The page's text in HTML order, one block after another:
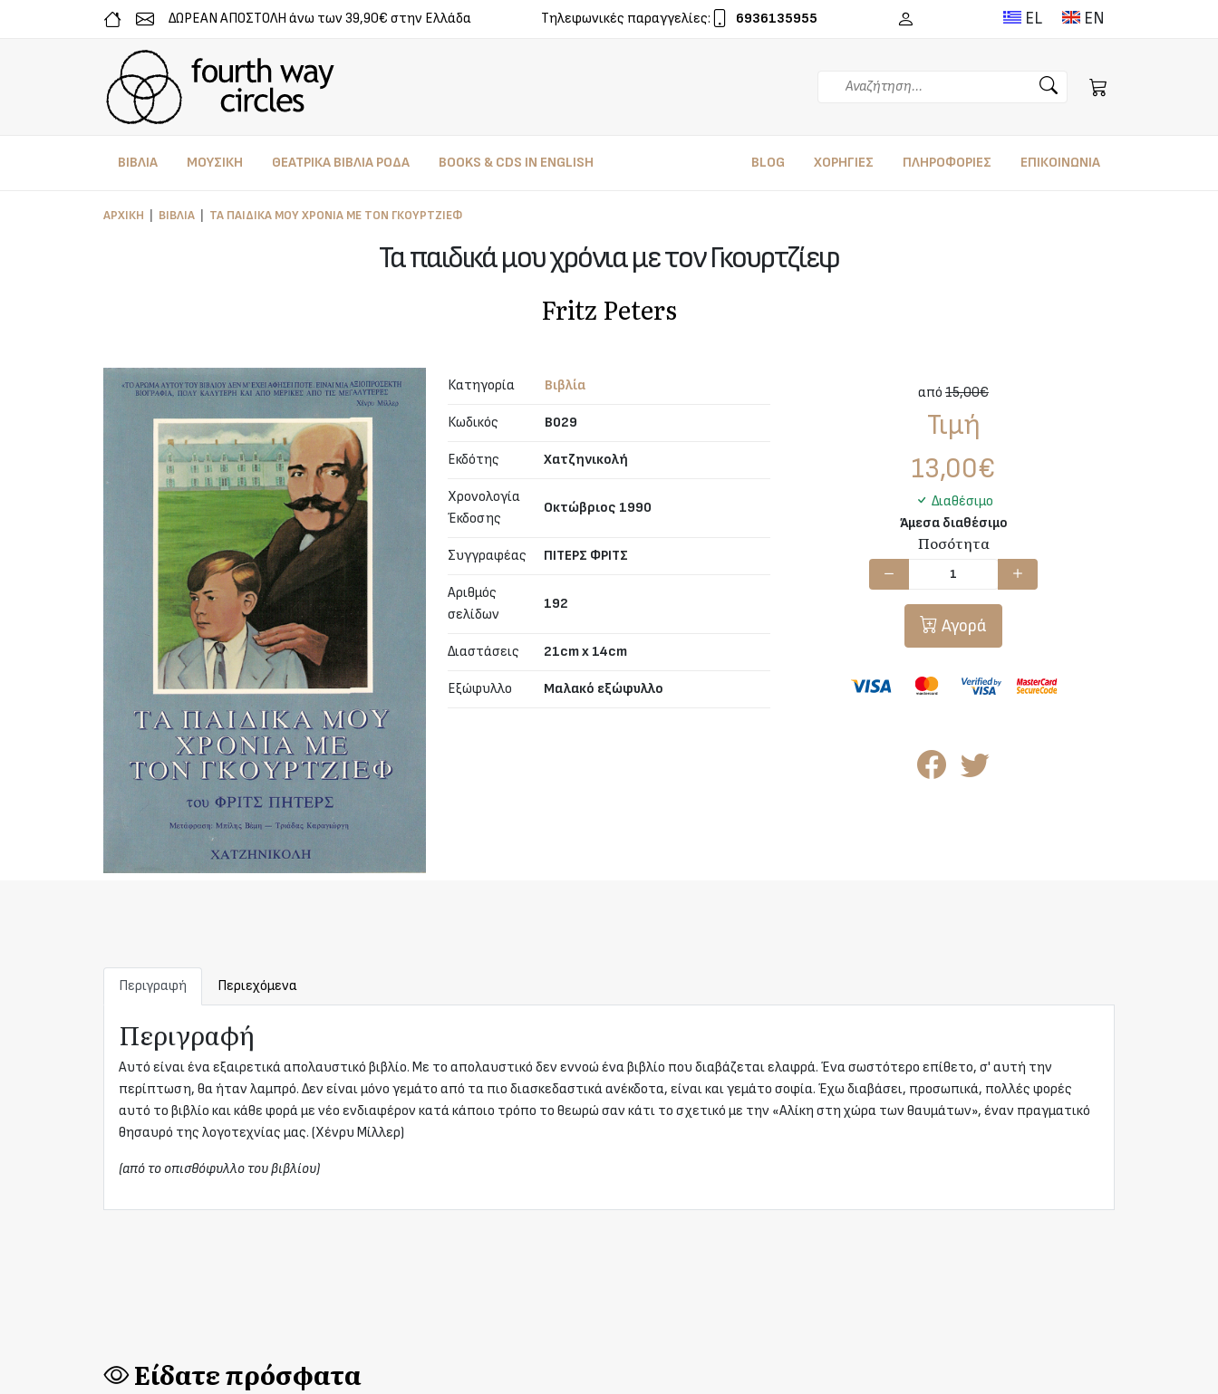
ΔΩΡΕΑΝ ΑΠΟΣΤΟΛΗ άνω των 39,90€ στην Ελλάδα Τηλεφωνικές παραγγελίες: 6936135955 EL EN
ΒΙΒΛΙΑ ΜΟΥΣΙΚΗ ΘΕΑΤΡΙΚΑ ΒΙΒΛΙΑ ΡΟΔΑ BOOKS & CDS IN ENGLISH BLOG ΧΟΡΗΓΙΕΣ ΠΛΗΡΟΦΟΡΙΕΣ ΕΠΙΚΟΙΝΩΝΙΑ
ΑΡΧΙΚΉ ΒΙΒΛΊΑ ΤΑ ΠΑΙΔΙΚΆ ΜΟΥ ΧΡΌΝΙΑ ΜΕ ΤΟΝ ΓΚΟΥΡΤΖΊΕΦ
Τα παιδικά μου χρόνια με τον Γκουρτζίεφ
Fritz Peters
Κατηγορία Βιβλία
Κωδικός B029
Εκδότης Χατζηνικολή
Χρονολογία
Έκδοσης
Οκτώβριος 1990
Συγγραφέας ΠΙΤΕΡΣ ΦΡΙΤΣ
Αριθμός
σελίδων
192
Διαστάσεις 21cm x 14cm
Εξώφυλλο Μαλακό εξώφυλλο
από 15,00€
Τιμή
13,00€
Διαθέσιμο
Άμεσα διαθέσιμο
Ποσότητα
Αγορά
Περιγραφή Περιεχόμενα
Περιγραφή
Αυτό είναι ένα εξαιρετικά απολαυστικό βιβλίο. Με το απολαυστικό δεν εννοώ ένα βιβλίο που διαβάζεται ελαφρά. Ένα σωστότερο επίθετο, σ' αυτή την
περίπτωση, θα ήταν λαμπρό. Δεν είναι μόνο γεμάτο από τα πιο διασκεδαστικά ανέκδοτα, είναι και γεμάτο σοφία. Έχω διαβάσει, προσωπικά, πολλές φορές
αυτό το βιβλίο και κάθε φορά με νέο ενδιαφέρον κατά κάποιο τρόπο το θεωρώ σαν κάτι το σχετικό με την «Αλίκη στη χώρα των θαυμάτων», έναν πραγματικό
θησαυρό της λογοτεχνίας μας. (Χένρυ Μίλλερ)
(από το οπισθόφυλλο του βιβλίου)
Είδατε πρόσφατα